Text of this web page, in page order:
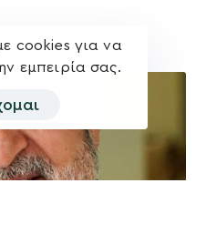
cookies για να
εμπειρία σας.